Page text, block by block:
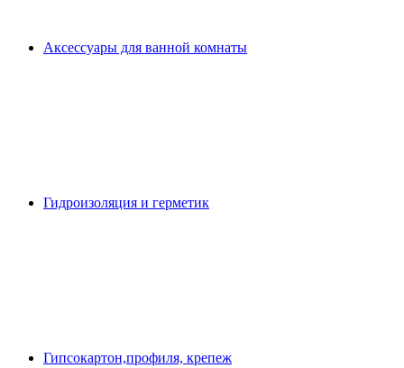
Аксессуары для ванной комнаты
Гидроизоляция и герметик
Гипсокартон,профиля, крепеж